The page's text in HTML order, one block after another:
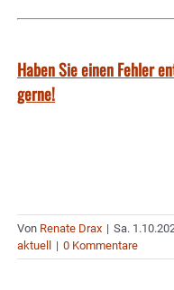
Haben Sie einen Fehler
gerne!
Von Renate Drax | Sa.
aktuell
| 0 Kommentare